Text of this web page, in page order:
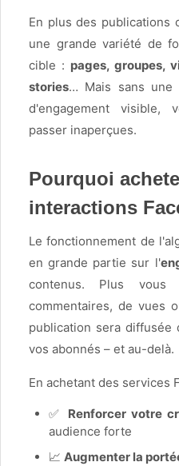
En plus des publications
une grande variété de
cible : pages, groupes,
stories… Mais sans une
d'engagement visible,
passer inaperçues.
Pourquoi
interactions
Le fonctionnement de
en grande partie sur l'
contenus. Plus
commentaires, de vues
publication sera
vos abonnés – et au-delà.
En achetant des services
✅ Renforcer votre
audience forte
📈 Augmenter la